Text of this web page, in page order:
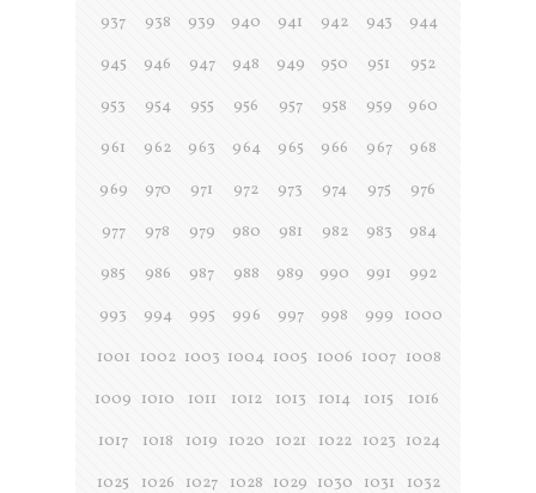
937
938 939 940 941 942 943
944
945
946 947 948 949 950 951
952
953
954 955 956 957 958 959
960
961
962 963 964 965 966 967
968
969
970 971 972 973 974 975
976
977
978 979 980 981 982 983
984
985
986 987 988 989 990 991
992
993
994 995 996 997 998 999
1000
1001 1002 1003 1004 1005 1006 1007 1008
1009 1010 1011 1012 1013 1014 1015
1016
1017
1018 1019 1020 1021 1022 1023 1024
1025
1026 1027 1028 1029 1030 1031 1032